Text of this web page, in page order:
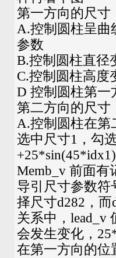
第一方向的尺寸
A.控制圆柱呈曲
参数
B.控制圆柱直径
C.控制圆柱高度
D 控制圆柱第一
第二方向的尺寸
A.控制圆柱在第
选中尺寸1，勾
Memb_v 前面有
导引尺寸参数符
择尺寸d282，
关系中，lead_v
会发生变化，
在第一方向的位